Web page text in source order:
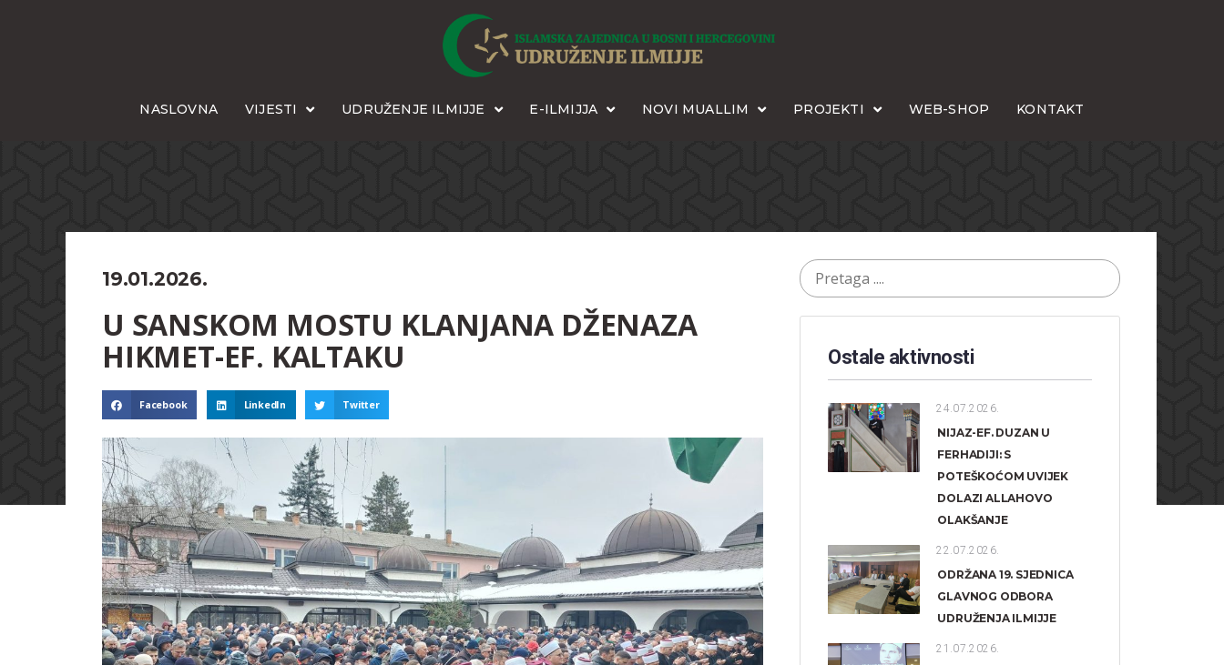
NASLOVNA VIJESTI UDRUŽENJE ILMIJJE E-ILMIJJA NOVI MUALLIM PROJEKTI WEB-SHOP KONTAKT
19.01.2026.
U SANSKOM MOSTU KLANJANA DŽENAZA
HIKMET-EF. KALTAKU
Facebook LinkedIn Twitter
Ostale aktivnosti
24.07.2026.
NIJAZ-EF. DUZAN U
FERHADIJI: S
POTEŠKOĆOM UVIJEK
DOLAZI ALLAHOVO
OLAKŠANJE
22.07.2026.
ODRŽANA 19. SJEDNICA
GLAVNOG ODBORA
UDRUŽENJA ILMIJJE
21.07.2026.